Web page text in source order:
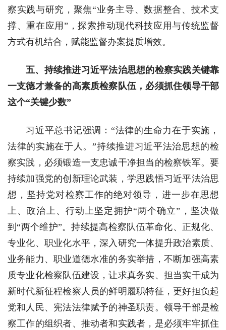
察实践与研究，聚焦“业务主导、数据整合、技术支
撑、重在应用”，探索推动现代科技应用与传统监督
方式有机结合，赋能监督办案提质增效。
五、持续推进习近平法治思想的检察实践关键靠
一支德才兼备的高素质检察队伍，必须抓住领导干部
这个“关键少数”
习近平总书记强调：“法律的生命力在于实施，
法律的实施在于人。”持续推进习近平法治思想的检
察实践，必须锻造一支忠诚干净担当的检察铁军。要
持续加强党的创新理论武装，学思践悟习近平法治思
想，坚持党对检察工作的绝对领导，进一步在思想
上、政治上、行动上坚定拥护“两个确立”，坚决做
到“两个维护”。持续提高检察队伍革命化、正规化、
专业化、职业化水平，深入研究一体提升政治素质、
业务能力、职业道德水准的务实举措，不断加强高素
质专业化检察队伍建设，让求真务实、担当实干成为
新时代新征程检察人员的鲜明履职特征，更好担负起
党和人民、宪法法律赋予的神圣职责。领导干部是检
察工作的组织者、推动者和实践者，是必须牢牢抓住